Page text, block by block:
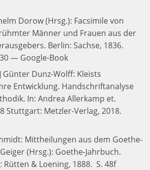
Dorow (Hrsg.): Facsimile von
Männer und Frauen aus der
Berlin: Sachse, 1836.
— Google-Book
Günter Dunz-Wolff: Kleists
Entwicklung. Handschriftanalyse
In: Andrea Allerkamp et.
Stuttgart: Metzler-Verlag, 2018.
Mittheilungen aus dem Goethe-
(Hrsg.): Goethe-Jahrbuch.
& Loening, 1888. S. 48f